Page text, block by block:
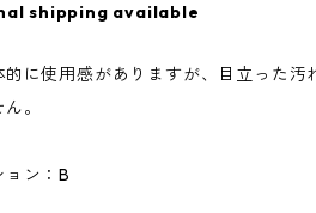
shipping available
に使用感がありますが、目立った汚
。
ン：B